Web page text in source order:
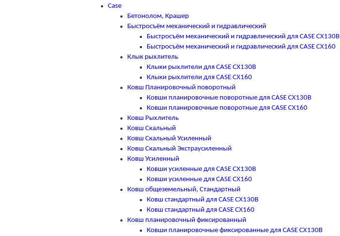
Case
Бетонолом, Крашер
Быстросъём механический и гидравлический
Быстросъём механический и гидравлический для CASE CX130B
Быстросъём механический и гидравлический для CASE CX160
Клык рыхлитель
Клыки рыхлители для CASE CX130B
Клыки рыхлители для CASE CX160
Ковш Планировочный поворотный
Ковши планировочные поворотные для CASE CX130B
Ковши планировочные поворотные для CASE CX160
Ковш Рыхлитель
Ковш Скальный
Ковш Скальный Усиленный
Ковш Скальный Экстраусиленный
Ковш Усиленный
Ковши усиленные для CASE CX130B
Ковши усиленные для CASE CX160
Ковш общеземельный, Стандартный
Ковш стандартный для CASE CX130B
Ковш стандартный для CASE CX160
Ковш планировочный фиксированный
Ковши планировочные фиксированные для CASE CX130B